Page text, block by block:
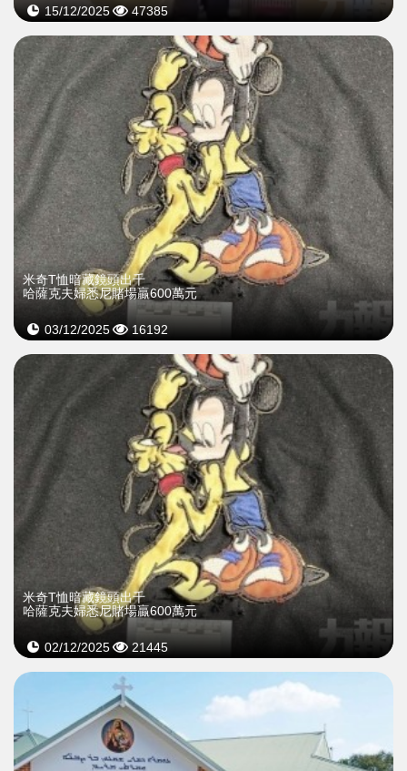
15/12/2025 47385
米奇T恤暗藏鏡頭出千
哈薩克夫婦悉尼賭場贏600萬元
03/12/2025 16192
米奇T恤暗藏鏡頭出千
哈薩克夫婦悉尼賭場贏600萬元
02/12/2025 21445